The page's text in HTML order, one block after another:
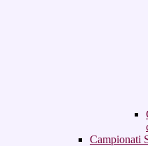
Campionati